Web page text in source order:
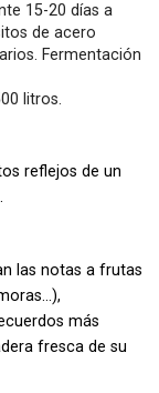
15-20 días a
de acero
Fermentación
litros.
reflejos de un
las notas a frutas
más
fresca de su